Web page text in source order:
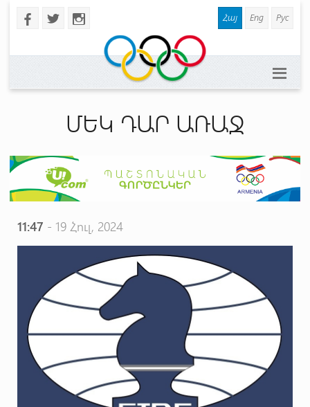
b a x Հայ Eng Рус
ՄԵԿ ԴԱՐ ԱՌԱՋ
11:47 - 19 Հուլ, 2024